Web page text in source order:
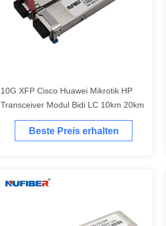
10G XFP Cisco Huawei Mikrotik HP
Transceiver Modul Bidi LC 10km 20km
Beste Preis erhalten